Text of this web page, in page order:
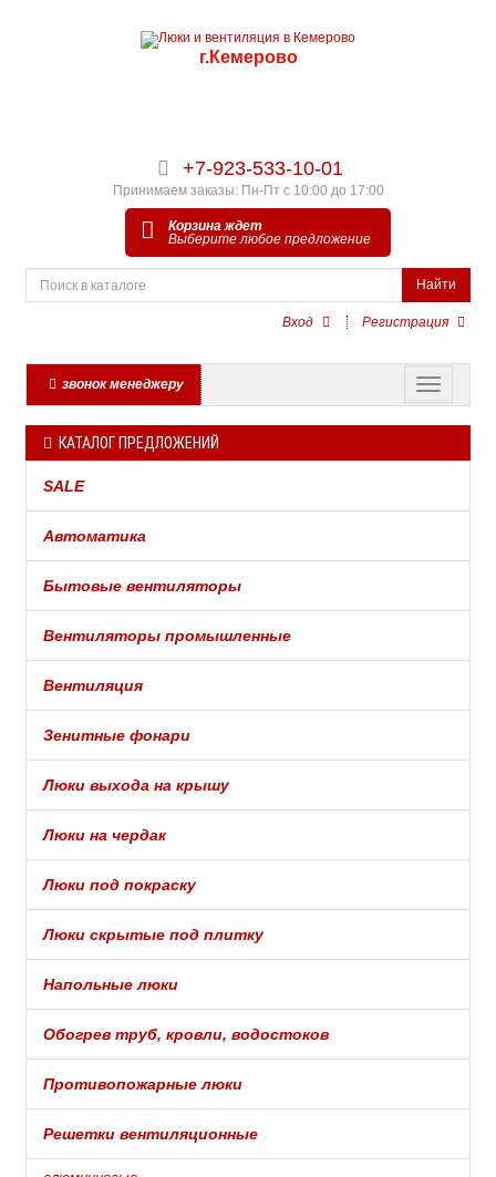
г.Кемерово
+7-923-533-10-01
Принимаем заказы: Пн-Пт с 10:00 до 17:00
Корзина ждет
Выберите любое предложение
Найти
Вход Регистрация
звонок менеджеру
КАТАЛОГ ПРЕДЛОЖЕНИЙ
SALE
Автоматика
Бытовые вентиляторы
Вентиляторы промышленные
Вентиляция
Зенитные фонари
Люки выхода на крышу
Люки на чердак
Люки под покраску
Люки скрытые под плитку
Напольные люки
Обогрев труб, кровли, водостоков
Противопожарные люки
Решетки вентиляционные